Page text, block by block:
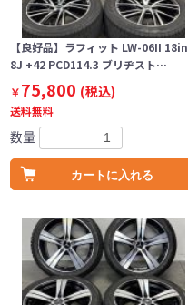
【良好品】ラフィット LW-06II 18in
8J +42 PCD114.3 ブリヂスト…
￥75,800 (税込)
送料無料
数量
カートに入れる